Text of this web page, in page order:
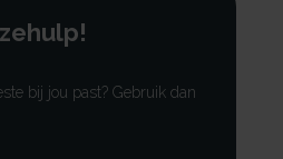
bij jou past? Gebruik dan